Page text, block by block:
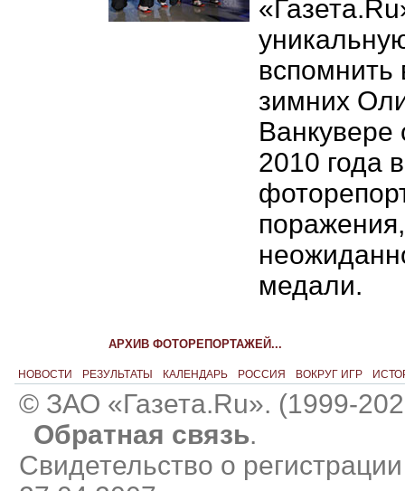
вспомнить
зимних
2010 года
медали.
АРХИВ ФОТОРЕПОРТАЖЕЙ...
НОВОСТИ РЕЗУЛЬТАТЫ КАЛЕНДАРЬ РОССИЯ ВОКРУГ ИГР
© ЗАО «Газета.Ru». (1999-
Обратная связь.
Свидетельство о